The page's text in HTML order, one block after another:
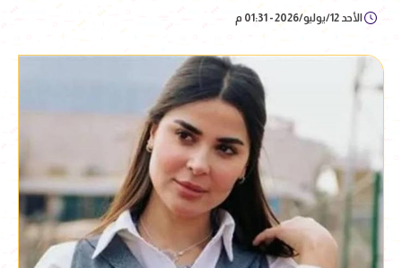
الأحد 12/يوليو/2026 - 01:31 م